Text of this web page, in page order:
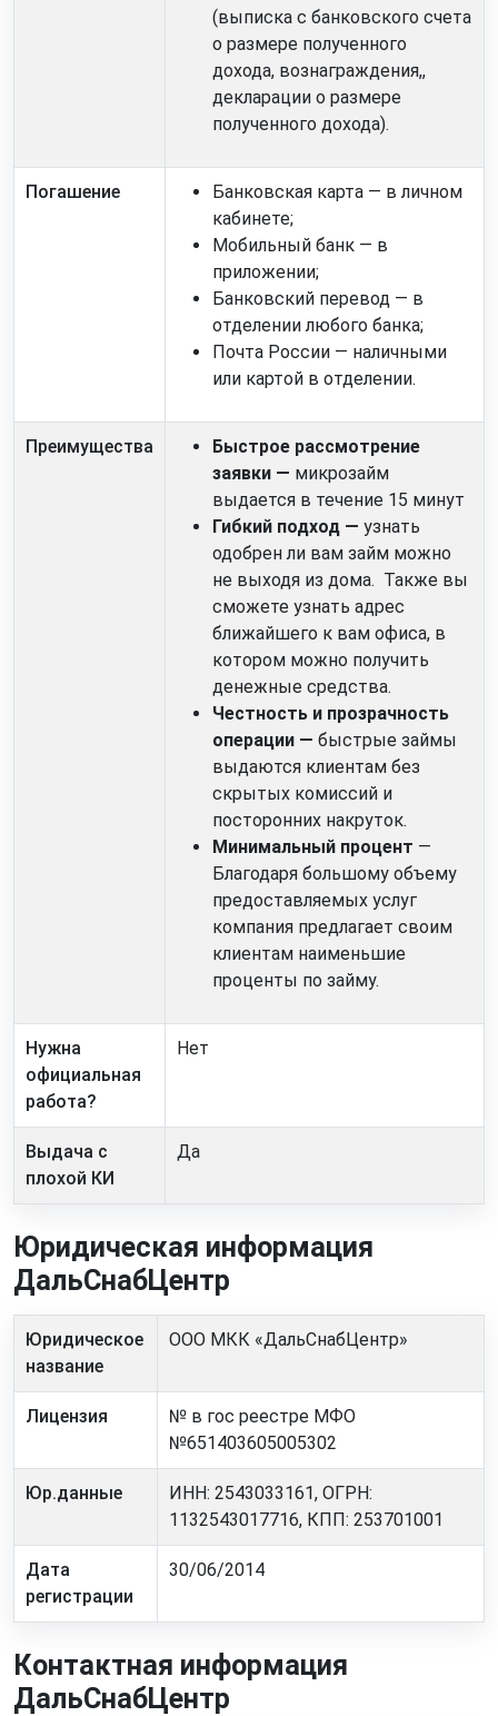
(выписка с банковского счета
о размере полученного
дохода, вознаграждения,,
декларации о размере
полученного дохода).
Погашение
Банковская карта — в личном
кабинете;
Мобильный банк — в
приложении;
Банковский перевод — в
отделении любого банка;
Почта России — наличными
или картой в отделении.
Преимущества
Быстрое рассмотрение
заявки — микрозайм
выдается в течение 15 минут
Гибкий подход — узнать
одобрен ли вам займ можно
не выходя из дома. Также вы
сможете узнать адрес
ближайшего к вам офиса, в
котором можно получить
денежные средства.
Честность и прозрачность
операции — быстрые займы
выдаются клиентам без
скрытых комиссий и
посторонних накруток.
Минимальный процент —
Благодаря большому объему
предоставляемых услуг
компания предлагает своим
клиентам наименьшие
проценты по займу.
Нужна
официальная
работа?
Нет
Выдача с
плохой КИ
Да
Юридическая информация
ДальСнабЦентр
Юридическое
название
ООО МКК «ДальСнабЦентр»
Лицензия
№ в гос реестре МФО
№651403605005302
Юр.данные
ИНН: 2543033161, ОГРН:
1132543017716, КПП: 253701001
Дата
регистрации
30/06/2014
Контактная информация
ДальСнабЦентр